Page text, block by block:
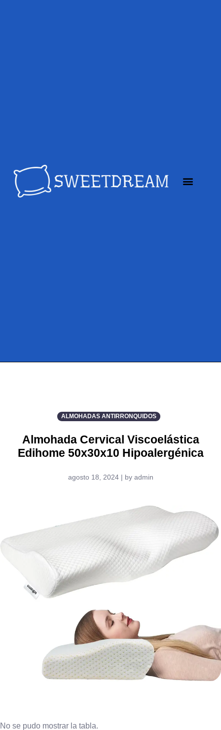
ALMOHADAS ANTIRRONQUIDOS
Almohada Cervical Viscoelástica
Edihome 50x30x10 Hipoalergénica
agosto 18, 2024 | by admin
No se pudo mostrar la tabla.